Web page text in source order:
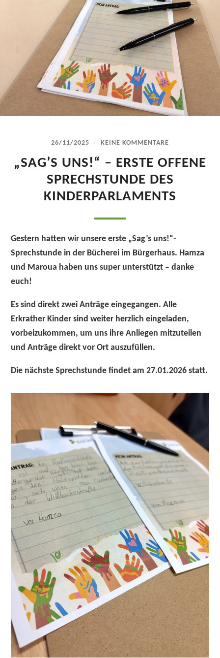
26/11/2025 / KEINE KOMMENTARE
„SAG’S UNS!“ – ERSTE OFFENE
SPRECHSTUNDE DES
KINDERPARLAMENTS
Gestern hatten wir unsere erste „Sag’s uns!“-
Sprechstunde in der Bücherei im Bürgerhaus. Hamza
und Maroua haben uns super unterstützt – danke
euch!
Es sind direktzwei Anträge eingegangen. Alle
Erkrather Kinder sind weiter herzlich eingeladen,
vorbeizukommen, um uns ihre Anliegen mitzuteilen
und Anträgedirekt vor Ort auszufüllen.
Die nächste Sprechstunde findet am27.01.2026 statt.